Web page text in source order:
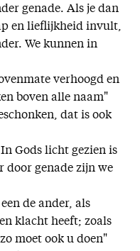
genade. Als je dan
en lieflijkheid invult,
We kunnen in
verhoogd en
boven alle naam"
dat is ook
Gods licht gezien is
door genade zijn we
de ander, als
klacht heeft; zoals
moet ook u doen"